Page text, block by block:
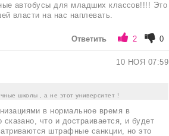
автобусы для младших классов!!!! Это
власти на нас наплевать.
Ответить 2 0
10 НОЯ 07:59
школы , а не этот университет !
в нормальное время в
что и достраивается, и будет
штрафные санкции, но это